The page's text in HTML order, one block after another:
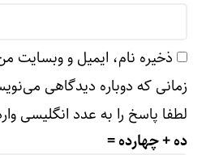
ذخیره نام، ایمیل و وبسایت
زمانی که دوباره دیدگاهی
لطفا پاسخ را به عدد انگلیسی
ده + چهارده =